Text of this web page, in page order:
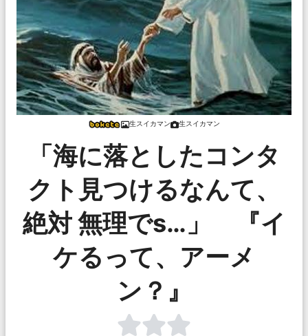
生スイカマン 生スイカマン
「海に落としたコンタ
クト見つけるなんて、
絶対 無理でs…」 『イ
ケるって、アーメ
ン？』